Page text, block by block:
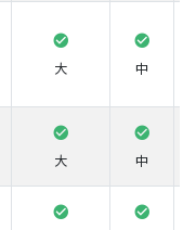
大 中
大 中